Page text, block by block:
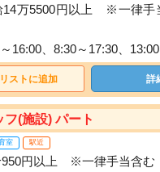
14万5500円以上 ※一律手
16:00、8:30～17:30、
ストに追加 詳
(施設) パート
室 駅近
950円以上 ※一律手当含む